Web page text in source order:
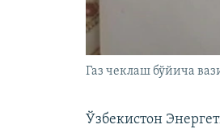
Газ чеклаш бўйича
Ўзбекистон